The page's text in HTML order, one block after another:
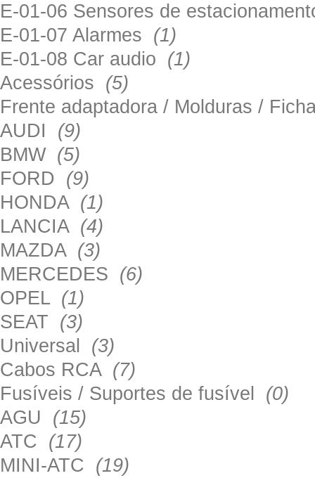
E-01-06 Sensores de
E-01-07 Alarmes (1)
E-01-08 Car audio (1)
Acessórios (5)
Frente adaptadora / Molduras /
AUDI (9)
BMW (5)
FORD (9)
HONDA (1)
LANCIA (4)
MAZDA (3)
MERCEDES (6)
OPEL (1)
SEAT (3)
Universal (3)
Cabos RCA (7)
Fusíveis / Suportes de fusível (0)
AGU (15)
ATC (17)
MINI-ATC (19)